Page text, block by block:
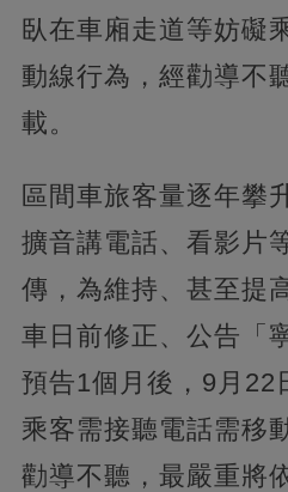
臥在車廂走道等妨礙
動線行為，經勸導不
載。
區間車旅客量逐年攀
擴音講電話、看影片
傳，為維持、甚至提
車日前修正、公告「
預告1個月後，9月22
乘客需接聽電話需移
勸導不聽，最嚴重將